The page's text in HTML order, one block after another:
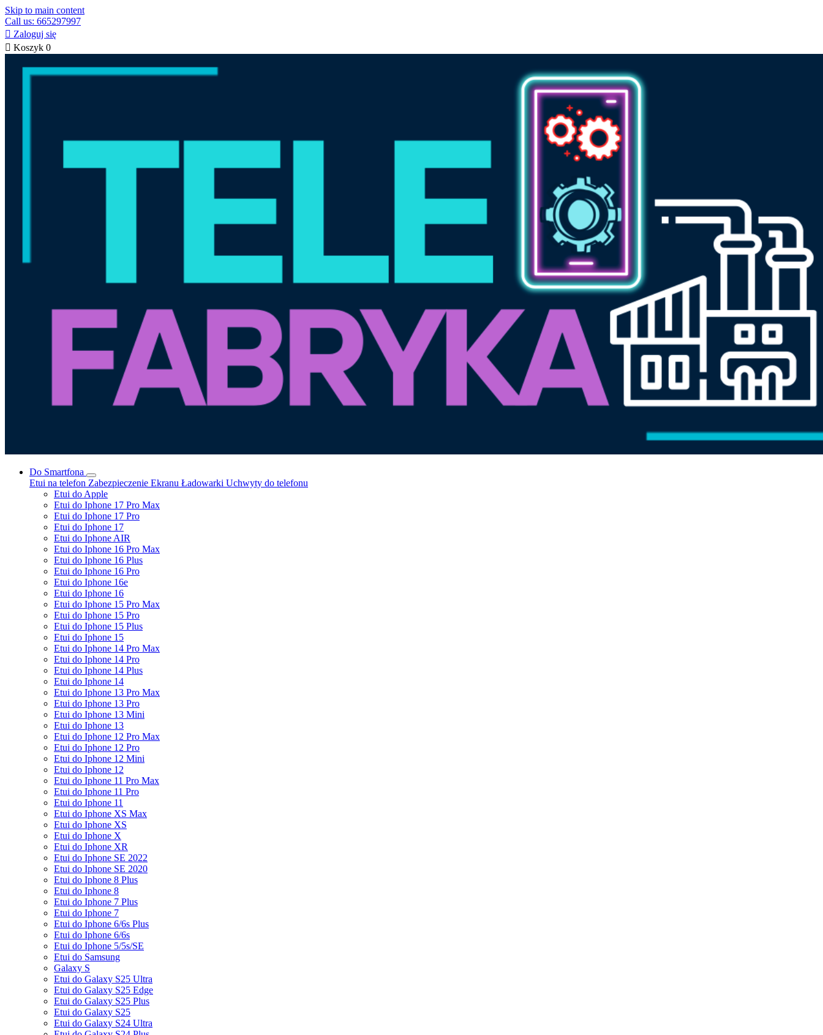
Skip to main content
Call us: 665297997
 Zaloguj się
 Koszyk 0
Do Smartfona
Etui na telefon Zabezpieczenie Ekranu Ładowarki Uchwyty do telefonu
Etui do Apple
Etui do Iphone 17 Pro Max
Etui do Iphone 17 Pro
Etui do Iphone 17
Etui do Iphone AIR
Etui do Iphone 16 Pro Max
Etui do Iphone 16 Plus
Etui do Iphone 16 Pro
Etui do Iphone 16e
Etui do Iphone 16
Etui do Iphone 15 Pro Max
Etui do Iphone 15 Pro
Etui do Iphone 15 Plus
Etui do Iphone 15
Etui do Iphone 14 Pro Max
Etui do Iphone 14 Pro
Etui do Iphone 14 Plus
Etui do Iphone 14
Etui do Iphone 13 Pro Max
Etui do Iphone 13 Pro
Etui do Iphone 13 Mini
Etui do Iphone 13
Etui do Iphone 12 Pro Max
Etui do Iphone 12 Pro
Etui do Iphone 12 Mini
Etui do Iphone 12
Etui do Iphone 11 Pro Max
Etui do Iphone 11 Pro
Etui do Iphone 11
Etui do Iphone XS Max
Etui do Iphone XS
Etui do Iphone X
Etui do Iphone XR
Etui do Iphone SE 2022
Etui do Iphone SE 2020
Etui do Iphone 8 Plus
Etui do Iphone 8
Etui do Iphone 7 Plus
Etui do Iphone 7
Etui do Iphone 6/6s Plus
Etui do Iphone 6/6s
Etui do Iphone 5/5s/SE
Etui do Samsung
Galaxy S
Etui do Galaxy S25 Ultra
Etui do Galaxy S25 Edge
Etui do Galaxy S25 Plus
Etui do Galaxy S25
Etui do Galaxy S24 Ultra